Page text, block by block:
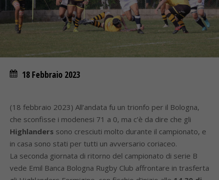
18 Febbraio 2023
(18 febbraio 2023) All’andata fu un trionfo per il Bologna,
che sconfisse i modenesi 71 a 0, ma c’è da dire che gli
Highlanders sono cresciuti molto durante il campionato, e
in casa sono stati per tutti un avversario coriaceo.
La seconda giornata di ritorno del campionato di serie B
vede Emil Banca Bologna Rugby Club affrontare in trasferta